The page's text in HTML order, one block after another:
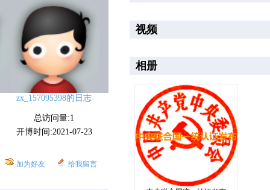
zx_157095398的日志
总访问量:1
开博时间:2021-07-23
加为好友 给我留言
视频
相册